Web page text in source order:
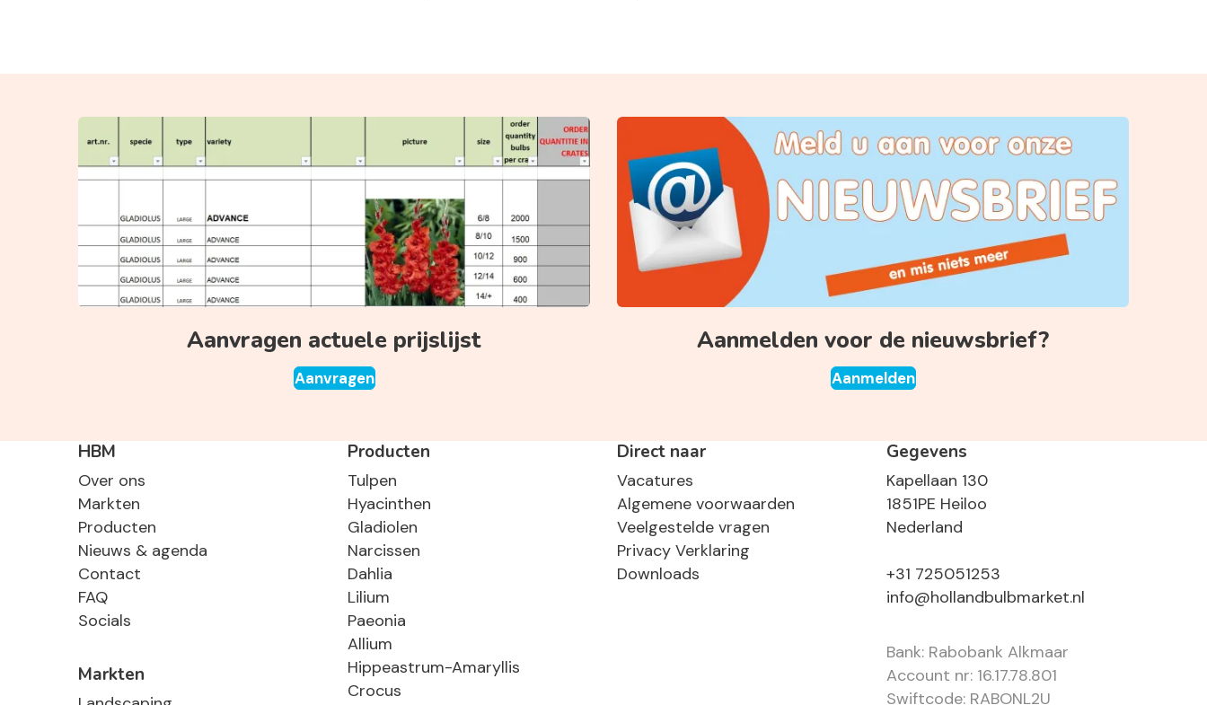
Aanvragen actuele prijslijst
Aanvragen
Aanmelden voor de nieuwsbrief?
Aanmelden
HBM
Over ons
Markten
Producten
Nieuws & agenda
Contact
FAQ
Socials
Markten
Producten
Tulpen
Hyacinthen
Gladiolen
Narcissen
Dahlia
Lilium
Paeonia
Allium
Hippeastrum-Amaryllis
Crocus
Direct naar
Vacatures
Algemene voorwaarden
Veelgestelde vragen
Privacy Verklaring
Downloads
Gegevens
Kapellaan 130
1851PE Heiloo
Nederland
+31 725051253
info@hollandbulbmarket.nl
Bank: Rabobank Alkmaar
Account nr: 16.17.78.801
Swiftcode: RABONL2U